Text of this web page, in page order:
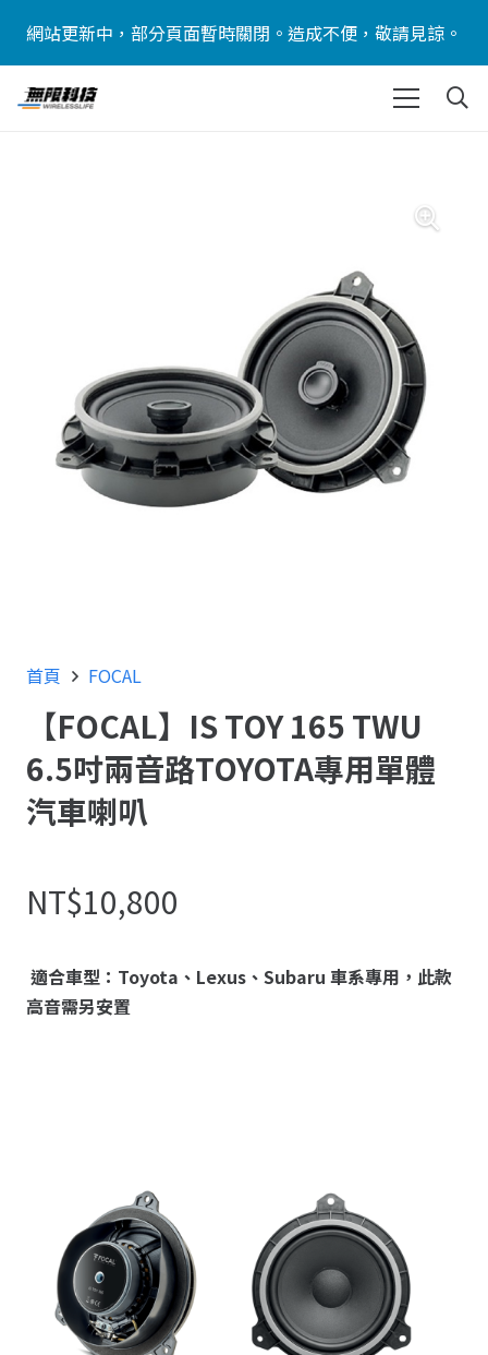
網站更新中，部分頁面暫時關閉。造成不便，敬請見諒。
首頁 FOCAL
【FOCAL】IS TOY 165 TWU
6.5吋兩音路TOYOTA專用單體
汽車喇叭
NT$10,800
適合車型：Toyota、Lexus、Subaru 車系專用，此款
高音需另安置